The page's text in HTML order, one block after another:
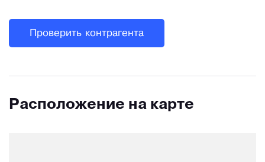
Проверить контрагента
Расположение на карте